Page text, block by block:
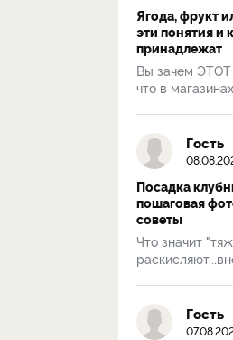
Ягода, фрукт
эти понятия и
принадлежат
Вы зачем ЭТОТ
что в магазинах
Гость
Посадка
пошаговая
советы
Что значит
Гость